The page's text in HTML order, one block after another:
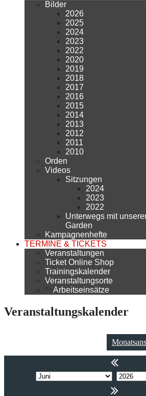
Bilder
2026
2025
2024
2023
2022
2020
2019
2018
2017
2016
2015
2014
2013
2012
2011
2010
Orden
Videos
Sitzungen
2024
2023
2022
Unterwegs mit
Garden
Kampagnenhefte
TERMINE & TICKETS
Veranstaltungen
Ticket Online Shop
Trainingskalender
Veranstaltungsorte
">Arbeitseinsätze
Veranstaltungskalender